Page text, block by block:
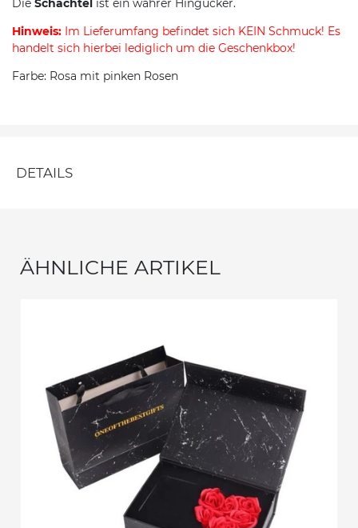
Die Schachtel ist ein wahrer Hingucker.
Hinweis: Im Lieferumfang befindet sich KEIN Schmuck! Es
handelt sich hierbei lediglich um die Geschenkbox!
Farbe: Rosa mit pinken Rosen
DETAILS
ÄHNLICHE ARTIKEL